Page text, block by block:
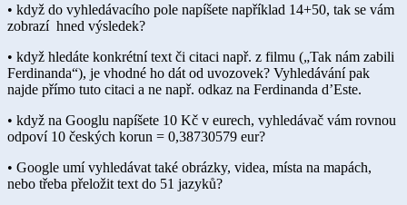
• když do vyhledávacího pole napíšete například 14+50, tak se vám
zobrazí hned výsledek?
• když hledáte konkrétní text či citaci např. z filmu („Tak nám zabili
Ferdinanda“), je vhodné ho dát od uvozovek? Vyhledávání pak
najde přímo tuto citaci a ne např. odkaz na Ferdinanda d’Este.
• když na Googlu napíšete 10 Kč v eurech, vyhledávač vám rovnou
odpoví 10 českých korun = 0,38730579 eur?
• Google umí vyhledávat také obrázky, videa, místa na mapách,
nebo třeba přeložit text do 51 jazyků?